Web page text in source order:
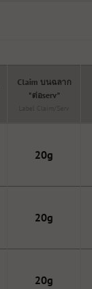
Claim บนฉลาก
"ต่อserv"
20g
20g
20g